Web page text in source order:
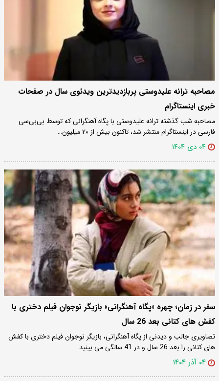
مصاحبه ترانه علیدوستی پربازدیدترین ویدئوی سال در صفحات
خبری اینستاگرام
مصاحبه شب گذشته ترانه علیدوستی با پگاه آهنگرانی که توسط بی‌بی‌سی
فارسی در اینستاگرام منتشر شد، تاکنون بیش از ۲۰ میلیون…
۰۴ دی ۱۴۰۴
سفر در زمان؛ چهره «پگاه آهنگرانی» بازیگر نوجوان فیلم دختری با
کفش های کتانی بعد 26 سال
تصاویری جالب و دیدنی از پگاه آهنگرانی، بازیگر نوجوان فیلم دختری با کفش
های کتانی را بعد 26 سال و در 41 سالگی می بینید.
۰۴ آذر ۱۴۰۴